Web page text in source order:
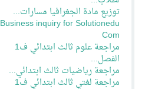
توزيع مادة الجغرافيا مسارات...
Business inquiry for Solutionedu
Com
مراجعة علوم ثالث ابتدائي ف1
الفصل...
مراجعة رياضيات ثالث ابتدائي...
مراجعة لغتي ثالث ابتدائي ف1